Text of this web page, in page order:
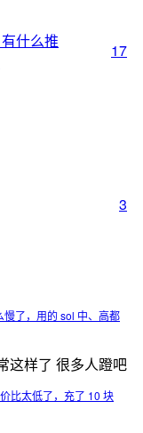
什么推
17
3
了，用的 sol 中、高都
这样了 很多人蹬吧
比太低了，充了 10 块